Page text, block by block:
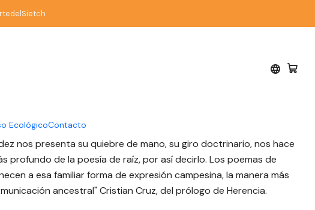
EcológicoContacto
Ediciones
- Carlos Hernández -
Ediciones
nos presenta su quiebre de mano, su giro doctrinario, nos hace
profundo de la poesía de raíz, por así decirlo. Los poemas de
a esa familiar forma de expresión campesina, la manera más
ancestral" Cristian Cruz, del prólogo de Herencia.